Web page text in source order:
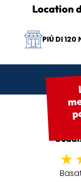
Location
PIÙ DI 120